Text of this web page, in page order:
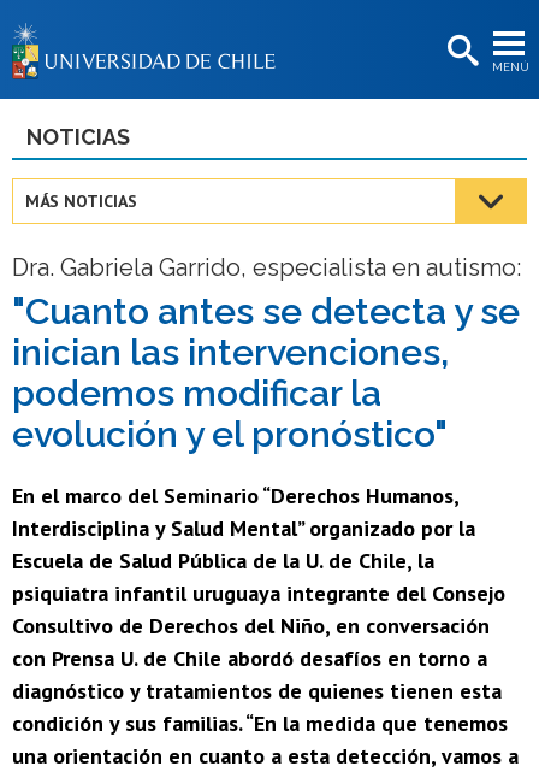
MENÚ
BIBLIOTECAS
Estudiantes
Académicas/os
Funcionarias/os
Egresadas/os
NOTICIAS
MÁS NOTICIAS
Dra. Gabriela Garrido, especialista en autismo:
"Cuanto antes se detecta y se
inician las intervenciones,
podemos modificar la
evolución y el pronóstico"
En el marco del Seminario “Derechos Humanos,
Interdisciplina y Salud Mental” organizado por la
Escuela de Salud Pública de la U. de Chile, la
psiquiatra infantil uruguaya integrante del Consejo
Consultivo de Derechos del Niño, en conversación
con Prensa U. de Chile abordó desafíos en torno a
diagnóstico y tratamientos de quienes tienen esta
condición y sus familias. “En la medida que tenemos
una orientación en cuanto a esta detección, vamos a